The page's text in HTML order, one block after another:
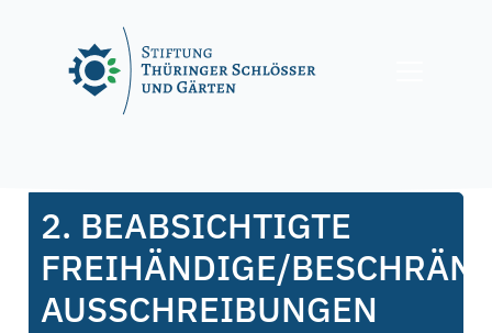
2. BEABSICHTIGTE
FREIHÄNDIGE/
AUSSCHREIBUNGEN